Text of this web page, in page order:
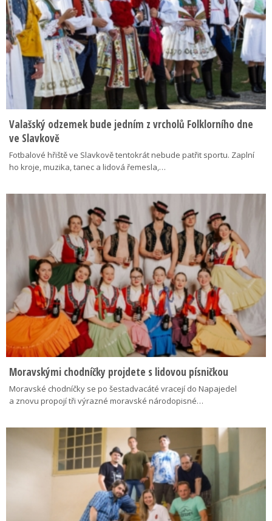
Valašský odzemek bude jedním z vrcholů Folklorního dne
ve Slavkově
Fotbalové hřiště ve Slavkově tentokrát nebude patřit sportu. Zaplní
ho kroje, muzika, tanec a lidová řemesla,…
Moravskými chodníčky projdete s lidovou písničkou
Moravské chodníčky se po šestadvacáté vracejí do Napajedel
a znovu propojí tři výrazné moravské národopisné…